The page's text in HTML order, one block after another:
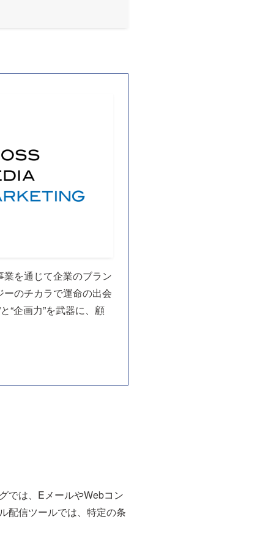
を通じて企業のブラン
のチカラで運命の出会
“企画力”を武器に、顧
では、EメールやWebコン
配信ツールでは、特定の条